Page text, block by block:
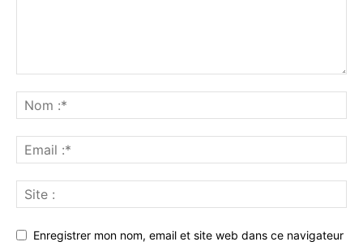
Enregistrer mon nom, email et site web dans ce navigateur